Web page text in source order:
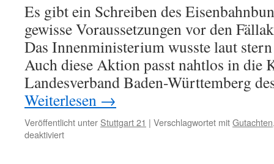
Es gibt ein Schreiben des
gewisse Voraussetzungen vor den
Das Innenministerium wusste laut
Auch diese Aktion passt nahtlos in die
Landesverband Baden-Württemberg
Weiterlesen →
Veröffentlicht unter Stuttgart 21 | Verschlagwortet mitGutachten
deaktiviertfür